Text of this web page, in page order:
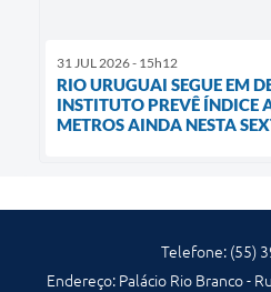
31 JUL 2026 - 15h12
RIO URUGUAI SEGUE EM
INSTITUTO PREVÊ ÍNDICE
METROS AINDA NESTA
Telefone: (55)
Endereço: Palácio Rio Branco -